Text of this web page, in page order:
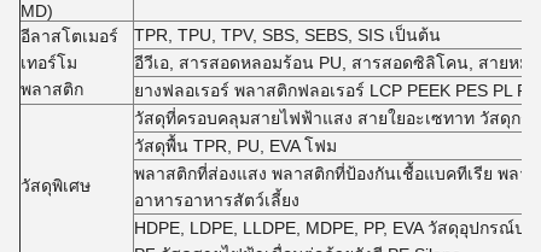
MD)
อีลาสโตเมอร์
เทอร์โม
พลาสติก
TPR, TPU, TPV, SBS, SEBS, SIS เป็นต้น
อีวีเอ, สารสอดหลอมร้อน PU, สารสอดซิลิโคน, สายหมุน
ยางฟลอเรอร์ พลาสติกฟลอเรอร์ LCP PEEK PES PL
วัสดุพิเศษ
วัสดุที่ครอบคลุมสายไฟฟ้าแสง สายใยอะเซทาท วัสดุกร
วัสดุพื้น TPR, PU, EVA โฟม
พลาสติกที่ส่องแสง พลาสติกที่ป้องกันเชื้อแบคทีเรีย พลา
อาหารอาหารสัตว์เลี้ยง
HDPE, LDPE, LLDPE, MDPE, PP, EVA วัสดุอุปกรณ์